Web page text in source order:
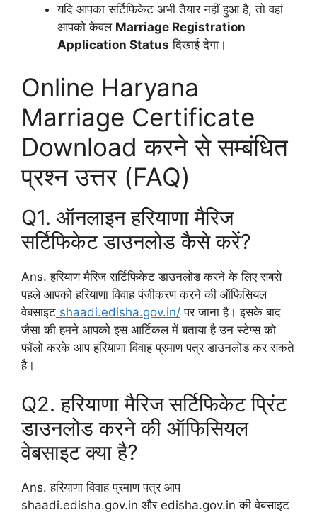
यदि आपका सर्टिफिकेट अभी तैयार नहीं हुआ है, तो वहां
आपको केवल Marriage Registration
Application Status दिखाई देगा।
Online Haryana
Marriage Certificate
Download करने से सम्बंधित
प्रश्न उत्तर (FAQ)
Q1. ऑनलाइन हरियाणा मैरिज
सर्टिफिकेट डाउनलोड कैसे करें?
Ans. हरियाण मैरिज सर्टिफिकेट डाउनलोड करने के लिए सबसे
पहले आपको हरियाणा विवाह पंजीकरण करने की ऑफिसियल
वेबसाइट shaadi.edisha.gov.in/ पर जाना है। इसके बाद
जैसा की हमने आपको इस आर्टिकल में बताया है उन स्टेप्स को
फॉलो करके आप हरियाणा विवाह प्रमाण पत्र डाउनलोड कर सकते
है।
Q2. हरियाणा मैरिज सर्टिफिकेट प्रिंट
डाउनलोड करने की ऑफिसियल
वेबसाइट क्या है?
Ans. हरियाणा विवाह प्रमाण पत्र आप
shaadi.edisha.gov.in और edisha.gov.in की वेबसाइट